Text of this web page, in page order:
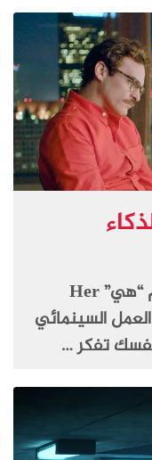
شهاب بديوي بعد مشاهدة فيلم “هي” Her
العمل السينمائي
نفسك تفكر …